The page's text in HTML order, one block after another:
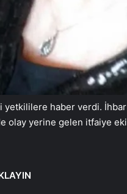
haber verdi.
olay yerine gelen itfaiye